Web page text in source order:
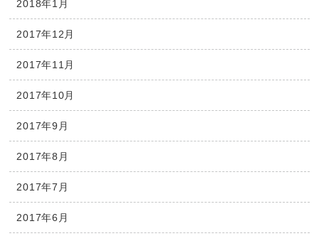
2018年1月
2017年12月
2017年11月
2017年10月
2017年9月
2017年8月
2017年7月
2017年6月